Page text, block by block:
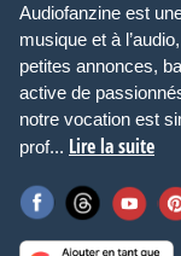
Audiofanzine est
musique et à
petites annonces,
active de
notre vocation est
prof... Lire la suite